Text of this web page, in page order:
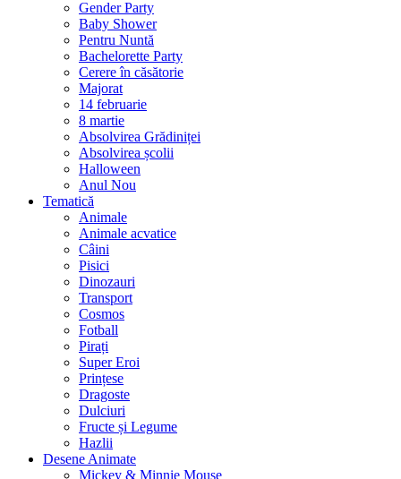
Gender Party
Baby Shower
Pentru Nuntă
Bachelorette Party
Cerere în căsătorie
Majorat
14 februarie
8 martie
Absolvirea Grădiniței
Absolvirea școlii
Halloween
Anul Nou
Tematică
Animale
Animale acvatice
Câini
Pisici
Dinozauri
Transport
Cosmos
Fotball
Pirați
Super Eroi
Prințese
Dragoste
Dulciuri
Fructe și Legume
Hazlii
Desene Animate
Mickey & Minnie Mouse